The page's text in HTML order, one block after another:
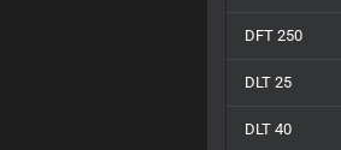
DFT 250
DLT 25
DLT 40